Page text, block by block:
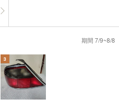
期間 7/9~8/8
3